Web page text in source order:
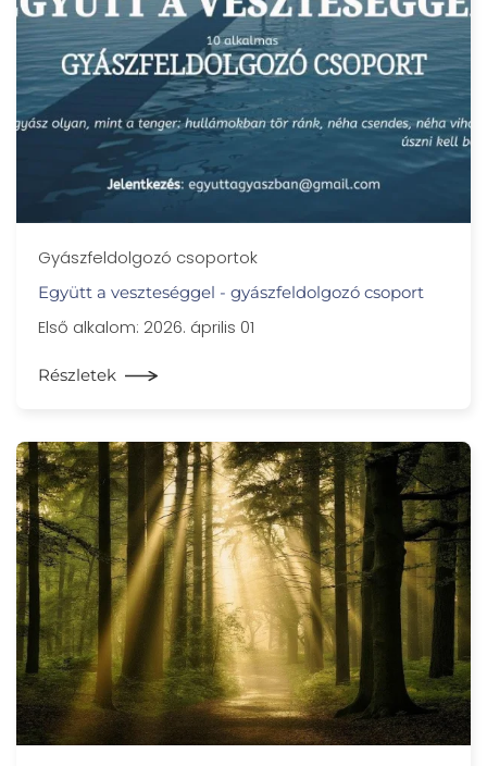
Gyászfeldolgozó csoportok
Együtt a veszteséggel - gyászfeldolgozó csoport
Első alkalom: 2026. április 01
Részletek